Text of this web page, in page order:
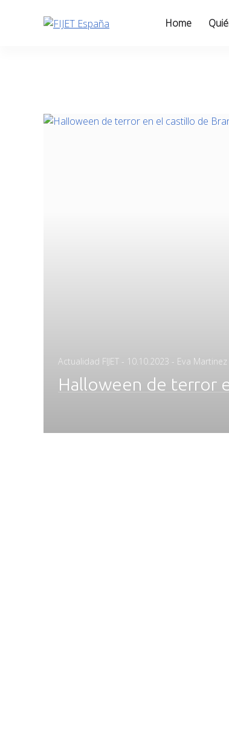
Home
Actualidad FIJET - Posted
10.10.2023 - Eva Martinez
Halloween de terror